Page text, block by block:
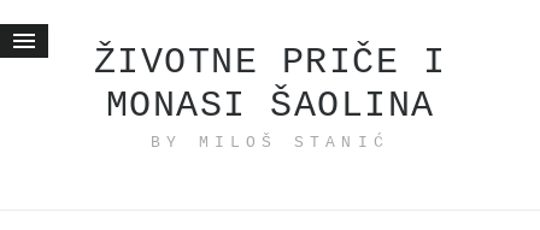
ŽIVOTNE PRIČE I
MONASI ŠAOLINA
BY MILOŠ STANIĆ
Životne priče